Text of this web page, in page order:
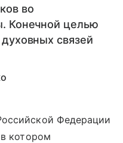
во
Конечной целью
связей
Федерации
котором